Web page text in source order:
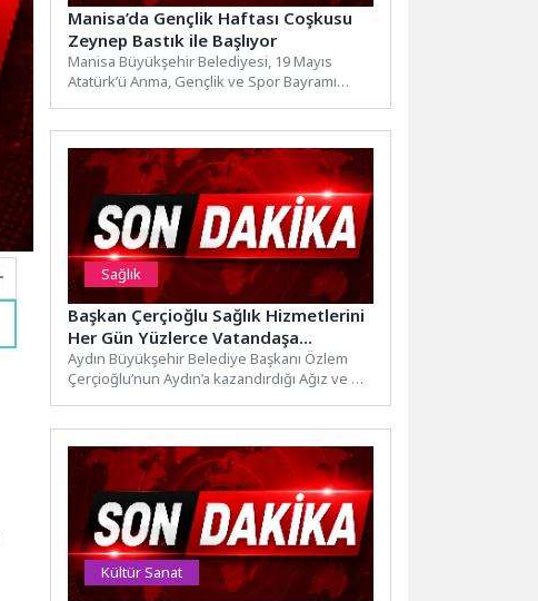
Manisa’da Gençlik Haftası Coşkusu
Zeynep Bastık ile Başlıyor
Manisa Büyükşehir Belediyesi, 19 Mayıs
Atatürk’ü Anma, Gençlik ve Spor Bayramı
Sağlık
Başkan Çerçioğlu Sağlık Hizmetlerini
Her Gün Yüzlerce Vatandaşa
Ulaştırıyor
Aydın Büyükşehir Belediye Başkanı Özlem
Çerçioğlu’nun Aydın’a kazandırdığı Ağız ve Diş
Kültür Sanat